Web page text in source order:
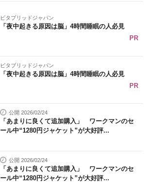
ビタブリッドジャパン
「夜中起きる原因は脳」4時間睡眠の人必見
PR
ビタブリッドジャパン
「夜中起きる原因は脳」4時間睡眠の人必見
PR
公開 2026/02/24
「あまりに良くて追加購入」 ワークマンのセ
ール中“1280円ジャケット”が大好評...
公開 2026/02/24
「あまりに良くて追加購入」 ワークマンのセ
ール中“1280円ジャケット”が大好評...